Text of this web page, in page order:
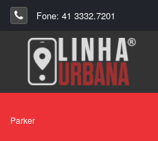
Fone: 41 3332.7201
Parker